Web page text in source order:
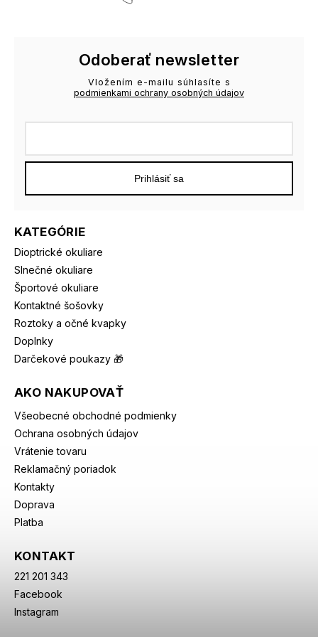
KATEGÓRIE
Dioptrické okuliare
Slnečné okuliare
Športové okuliare
Kontaktné šošovky
Roztoky a očné kvapky
Doplnky
Darčekové poukazy 🎁
AKO NAKUPOVAŤ
Všeobecné obchodné podmienky
Ochrana osobných údajov
Vrátenie tovaru
Reklamačný poriadok
Kontakty
Doprava
Platba
KONTAKT
221 201 343
Facebook
Instagram
Odoberať newsletter
Vložením e-mailu súhlasíte s
podmienkami ochrany osobných údajov
Prihlásiť sa